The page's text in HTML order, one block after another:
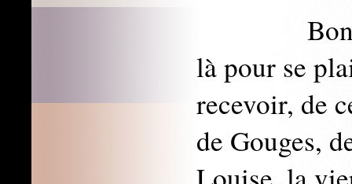
Bon,
là pour se
recevoir, de
de Gouges,